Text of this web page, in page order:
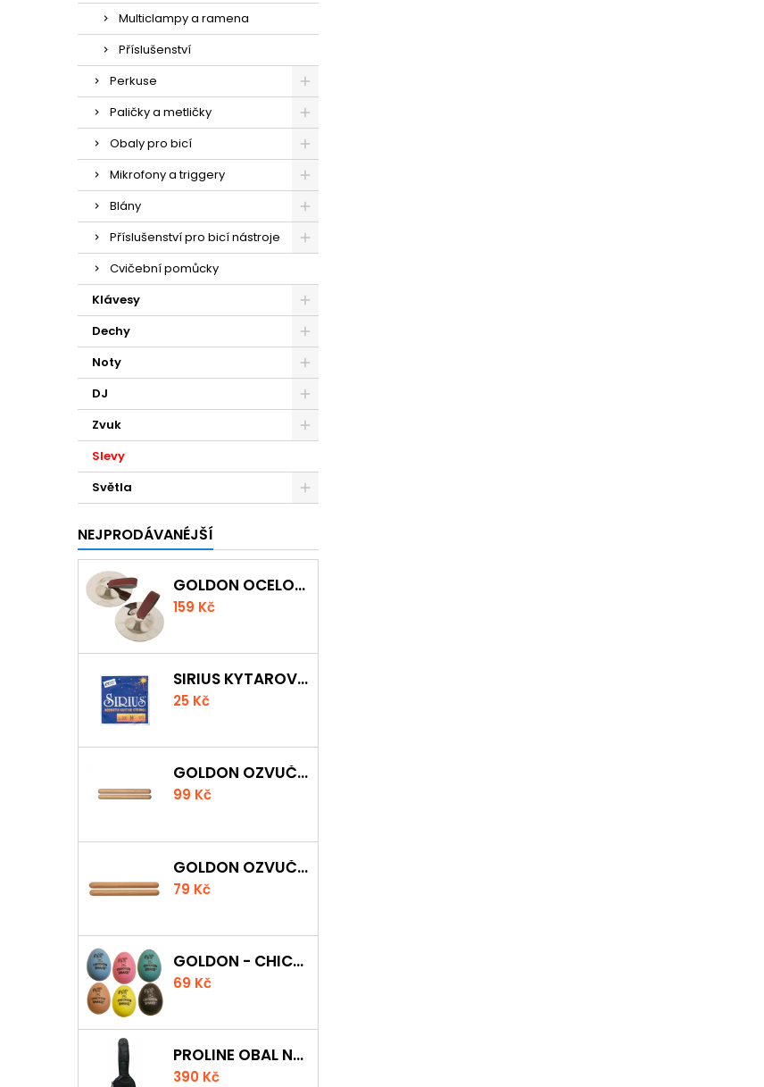
Multiclampy a ramena
Příslušenství
Perkuse
Paličky a metličky
Obaly pro bicí
Mikrofony a triggery
Blány
Příslušenství pro bicí nástroje
Cvičební pomůcky
Klávesy
Dechy
Noty
DJ
Zvuk
Slevy
Světla
NEJPRODÁVANÉJŠÍ
GOLDON OCELOVÉ PRSTOVÉ ČINELKY
159 Kč
SIRIUS KYTAROVÁ STRUNA
25 Kč
GOLDON OZVUČNÁ DŘÍVKA 18 X 200MM
99 Kč
GOLDON OZVUČNÁ DŘÍVKA 15 X 150MM
79 Kč
GOLDON - CHICKEN SHAKER
69 Kč
PROLINE OBAL NA AKUSTICKOU KYTARU S 5 MM POLSTROVÁNÍM
390 Kč